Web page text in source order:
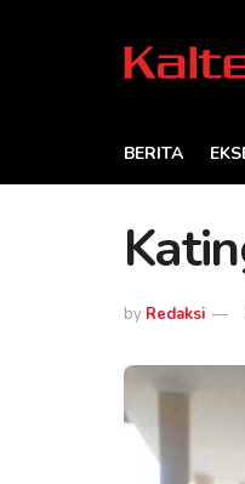
BERITA
by Redaksi